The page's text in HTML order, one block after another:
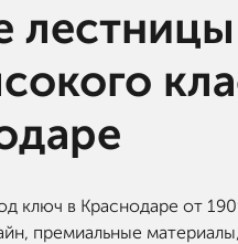
ключ в Краснодаре от
премиальные